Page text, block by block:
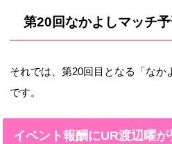
第20回なかよしマッチ
それでは、第20回目となる「なか
です。
イベント報酬にUR渡辺曜が